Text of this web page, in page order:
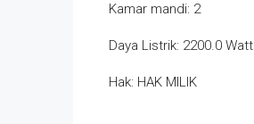
Kamar mandi: 2
Daya Listrik: 2200.0 Watt
Hak: HAK MILIK